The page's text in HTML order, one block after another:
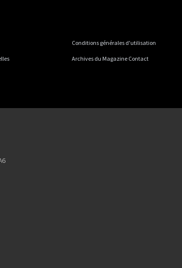
Conditions générales d'utilisation
Archives du Magazine Contact